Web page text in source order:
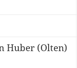
Huber (Olten)